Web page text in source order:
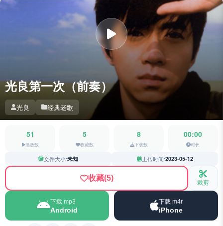
光良第一次（前奏）
光良 经典老歌
51
播放数
5
收藏数
8
下载数
00:00
时长
文件大小:未知 上传时间:2023-05-12
收藏(5) 裁剪
下载 mp3
Android
下载 m4r
iPhone